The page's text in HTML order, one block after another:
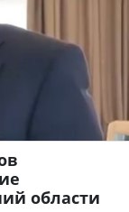
области